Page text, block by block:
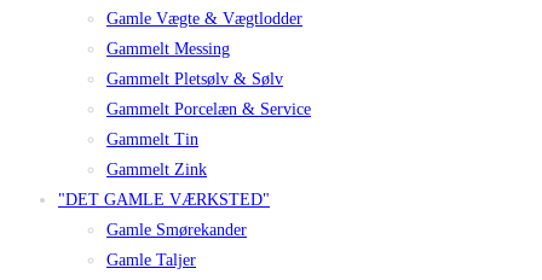
Gamle Vægte & Vægtlodder
Gammelt Messing
Gammelt Pletsølv & Sølv
Gammelt Porcelæn & Service
Gammelt Tin
Gammelt Zink
"DET GAMLE VÆRKSTED"
Gamle Smørekander
Gamle Taljer